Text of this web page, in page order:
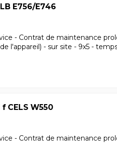
E756/E746
- Contrat de maintenance
l'appareil) - sur site - 9x5 -
CELS W550
- Contrat de maintenance